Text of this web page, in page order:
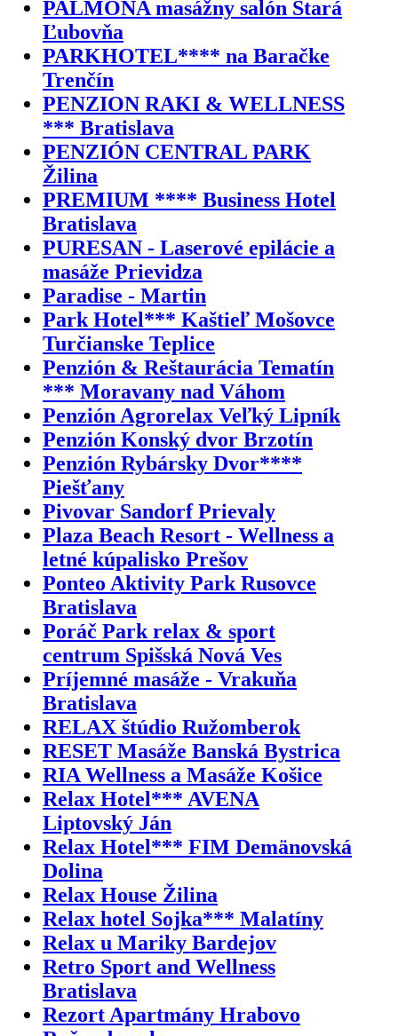
PALMONA masážny salón Stará
Ľubovňa
PARKHOTEL**** na Baračke
Trenčín
PENZION RAKI & WELLNESS
*** Bratislava
PENZIÓN CENTRAL PARK
Žilina
PREMIUM **** Business Hotel
Bratislava
PURESAN - Laserové epilácie a
masáže Prievidza
Paradise - Martin
Park Hotel*** Kaštieľ Mošovce
Turčianske Teplice
Penzión & Reštaurácia Tematín
*** Moravany nad Váhom
Penzión Agrorelax Veľký Lipník
Penzión Konský dvor Brzotín
Penzión Rybársky Dvor****
Piešťany
Pivovar Sandorf Prievaly
Plaza Beach Resort - Wellness a
letné kúpalisko Prešov
Ponteo Aktivity Park Rusovce
Bratislava
Poráč Park relax & sport
centrum Spišská Nová Ves
Príjemné masáže - Vrakuňa
Bratislava
RELAX štúdio Ružomberok
RESET Masáže Banská Bystrica
RIA Wellness a Masáže Košice
Relax Hotel*** AVENA
Liptovský Ján
Relax Hotel*** FIM Demänovská
Dolina
Relax House Žilina
Relax hotel Sojka*** Malatíny
Relax u Mariky Bardejov
Retro Sport and Wellness
Bratislava
Rezort Apartmány Hrabovo